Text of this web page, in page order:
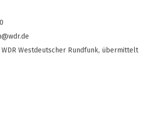
Westdeutscher Rundfunk, übermittelt